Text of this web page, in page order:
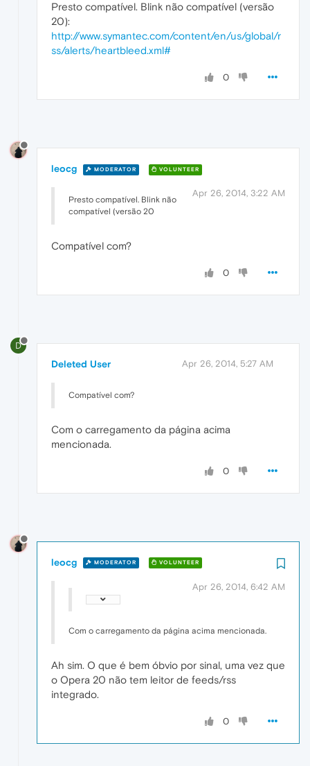
Presto compatível. Blink não compatível (versão
20):
http://www.symantec.com/content/en/us/global/r
ss/alerts/heartbleed.xml#
0
leocg MODERATOR VOLUNTEER
Apr 26, 2014, 3:22 AM
Presto compatível. Blink não
compatível (versão 20
Compatível com?
0
D
Deleted User Apr 26, 2014, 5:27 AM
Compatível com?
Com o carregamento da página acima
mencionada.
0
leocg MODERATOR VOLUNTEER
Apr 26, 2014, 6:42 AM
Com o carregamento da página acima mencionada.
Ah sim. O que é bem óbvio por sinal, uma vez que
o Opera 20 não tem leitor de feeds/rss
integrado.
0